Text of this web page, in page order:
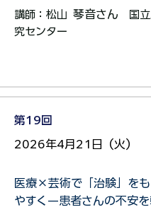
講師：松山 琴音さん 国立
究センター​​​​​​​​​
第19回
2026年4月21日（火）
医療×芸術で「治験」をも
やすく—患者さんの不安